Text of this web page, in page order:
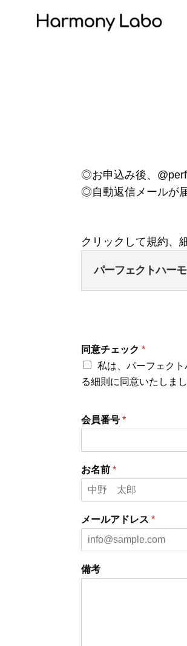
◎お申込み後、
◎自動返信メールが
クリックして規約、
パーフェクトハー
同意チェック*
私は、パーフェク
る細則に同意いたしまし
会員番号*
お名前*
メールアドレス*
備考